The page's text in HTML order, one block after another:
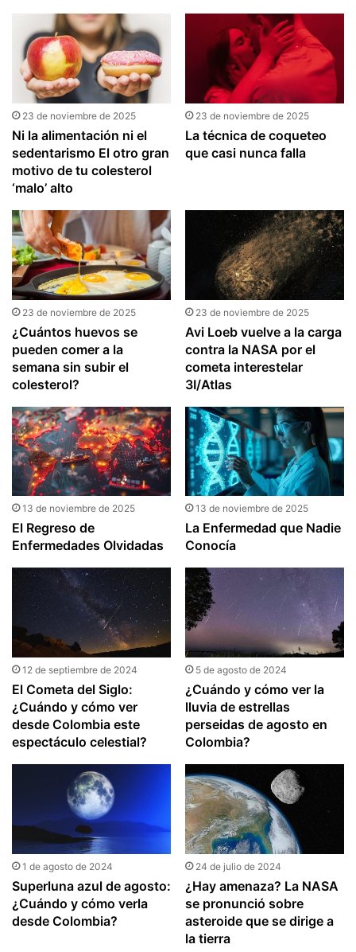
23 de noviembre de 2025
Ni la alimentación ni el
sedentarismo El otro gran
motivo de tu colesterol
‘malo’ alto
23 de noviembre de 2025
La técnica de coqueteo
que casi nunca falla
23 de noviembre de 2025
¿Cuántos huevos se
pueden comer a la
semana sin subir el
colesterol?
23 de noviembre de 2025
Avi Loeb vuelve a la carga
contra la NASA por el
cometa interestelar
3I/Atlas
13 de noviembre de 2025
El Regreso de
Enfermedades Olvidadas
13 de noviembre de 2025
La Enfermedad que Nadie
Conocía
12 de septiembre de 2024
El Cometa del Siglo:
¿Cuándo y cómo ver
desde Colombia este
espectáculo celestial?
5 de agosto de 2024
¿Cuándo y cómo ver la
lluvia de estrellas
perseidas de agosto en
Colombia?
1 de agosto de 2024
Superluna azul de agosto:
¿Cuándo y cómo verla
desde Colombia?
24 de julio de 2024
¿Hay amenaza? La NASA
se pronunció sobre
asteroide que se dirige a
la tierra